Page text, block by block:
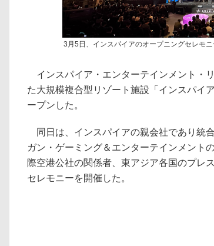
3月5日、インスパイアのオープニングセレモ
インスパイア・エンターテインメント・
た大規模複合型リゾート施設「インスパイ
ープンした。
同日は、インスパイアの親会社であり統
ガン・ゲーミング＆エンターテインメント
際空港公社の関係者、東アジア各国のプレ
セレモニーを開催した。